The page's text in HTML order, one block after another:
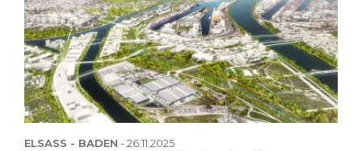
ELSASS - BADEN -26.11.2025